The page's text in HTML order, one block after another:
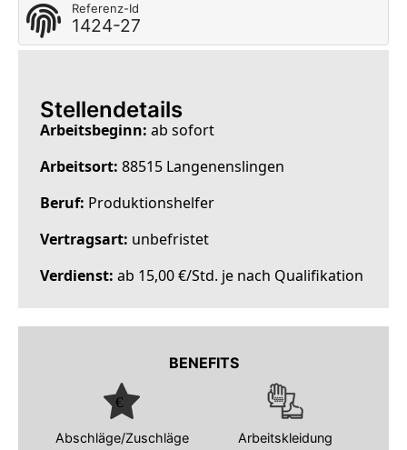
Referenz-Id
1424-27
Stellendetails
Arbeitsbeginn: ab sofort
Arbeitsort: 88515 Langenenslingen
Beruf: Produktionshelfer
Vertragsart: unbefristet
Verdienst: ab 15,00 €/Std. je nach Qualifikation
BENEFITS
Abschläge/Zuschläge Arbeitskleidung